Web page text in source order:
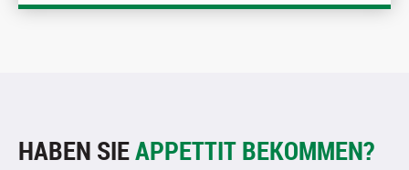
HABEN SIEAPPETTIT BEKOMMEN?